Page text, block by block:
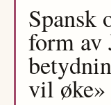
Spansk
form av
vil øke»